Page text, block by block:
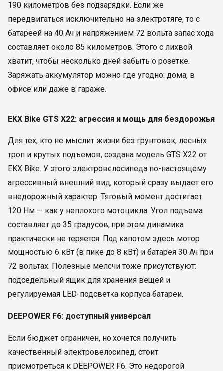
190 километров без подзарядки. Если же
передвигаться исключительно на электротяге, то с
батареей на 40 Ач и напряжением 72 вольта запас хода
составляет около 85 километров. Этого с лихвой
хватит, чтобы несколько дней забыть о розетке.
Заряжать аккумулятор можно где угодно: дома, в
офисе или даже в гараже.
EKX Bike GTS X22: агрессия и мощь для бездорожья
Для тех, кто не мыслит жизни без грунтовок, лесных
троп и крутых подъемов, создана модель GTS X22 от
EKX Bike. У этого электровелосипеда по-настоящему
агрессивный внешний вид, который сразу выдает его
внедорожный характер. Тяговый момент достигает
120 Нм — как у неплохого мотоцикла. Угол подъема
составляет до 35 градусов, при этом динамика
практически не теряется. Под капотом здесь мотор
мощностью 6 кВт (в пике до 8 кВт) и батарея 30 Ач при
72 вольтах. Полезные мелочи тоже присутствуют:
подседельный ящик для хранения вещей и
регулируемая LED-подсветка корпуса батареи.
DEEPOWER F6: доступный универсал
Если бюджет ограничен, но хочется получить
качественный электровелосипед, стоит
присмотреться к DEEPOWER F6. Это недорогой